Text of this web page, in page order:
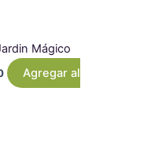
Mágico
Agregar al